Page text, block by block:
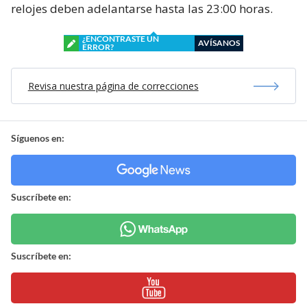
relojes deben adelantarse hasta las 23:00 horas.
¿ENCONTRASTE UN
ERROR?
AVÍSANOS
Revisa nuestra página de correcciones
Síguenos en:
Suscríbete en:
Suscríbete en: